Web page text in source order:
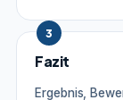
3
Fazit
Ergebnis,